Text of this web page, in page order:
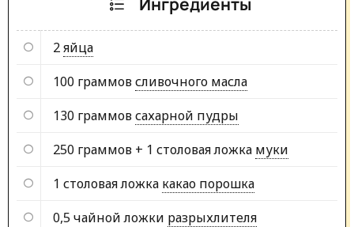
2яйца
100 граммовсливочного масла
130 граммовсахарной пудры
250 граммов + 1 столовая ложка муки
1 столовая ложка какао порошка
0,5 чайной ложки разрыхлителя